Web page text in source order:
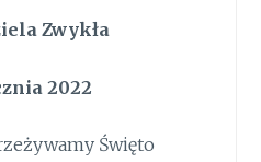
Zwykła
2022
Święto